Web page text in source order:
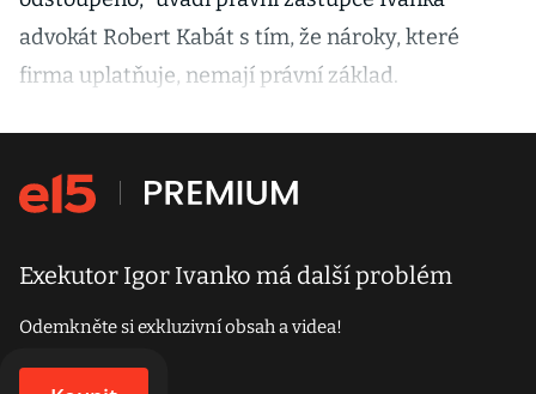
advokát Robert Kabát s tím, že nároky, které
firma uplatňuje, nemají právní základ.
Exekutor Igor Ivanko má další problém
Odemkněte si exkluzivní obsah a videa!